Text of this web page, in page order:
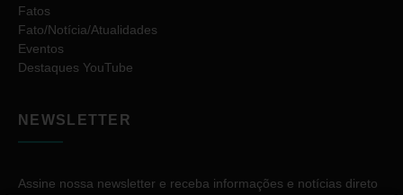
Fatos
Fato/Notícia/Atualidades
Eventos
Destaques YouTube
NEWSLETTER
Assine nossa newsletter e receba informações e notícias direto